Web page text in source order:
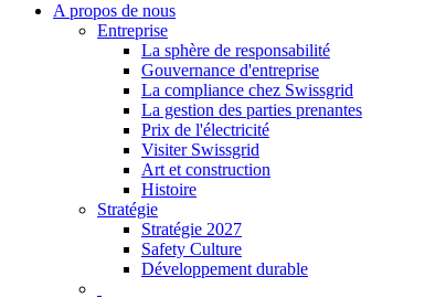
A propos de nous
Entreprise
La sphère de responsabilité
Gouvernance d'entreprise
La compliance chez Swissgrid
La gestion des parties prenantes
Prix de l'électricité
Visiter Swissgrid
Art et construction
Histoire
Stratégie
Stratégie 2027
Safety Culture
Développement durable